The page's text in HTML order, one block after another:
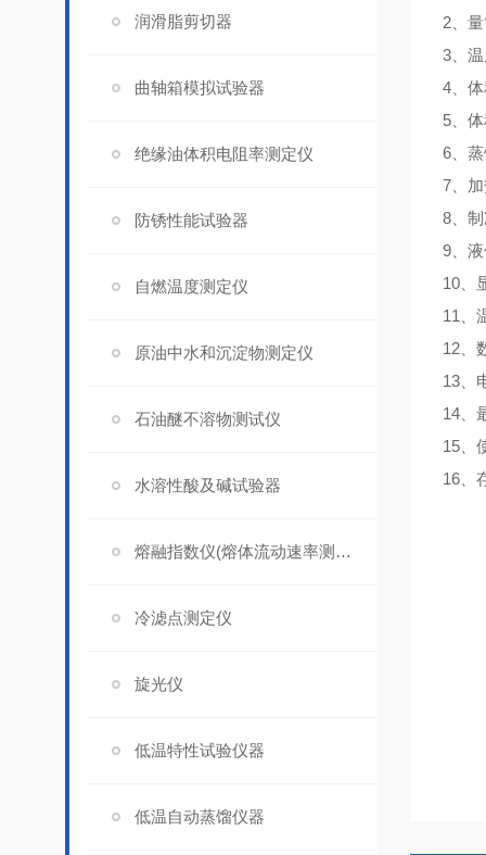
润滑脂剪切器
曲轴箱模拟试验器
绝缘油体积电阻率测定仪
防锈性能试验器
自燃温度测定仪
原油中水和沉淀物测定仪
石油醚不溶物测试仪
水溶性酸及碱试验器
熔融指数仪(熔体流动速率测定仪)
冷滤点测定仪
旋光仪
低温特性试验仪器
低温自动蒸馏仪器
2、
3、
4、
5、
6、
7、
8、
9、液
10、
11、
12、
13、
14、
15、
16、